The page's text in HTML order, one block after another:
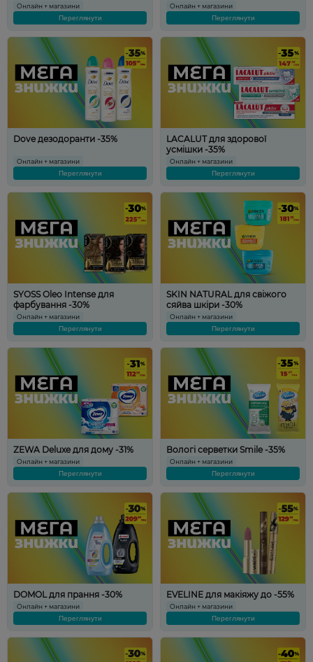
Онлайн + магазини
Переглянути
Онлайн + магазини
Переглянути
Dove дезодоранти -35%
Онлайн + магазини
Переглянути
LACALUT для здорової
усмішки -35%
Онлайн + магазини
Переглянути
SYOSS Oleo Intense для
фарбування -30%
Онлайн + магазини
Переглянути
SKIN NATURAL для свіжого
сяйва шкіри -30%
Онлайн + магазини
Переглянути
ZEWA Deluxe для дому -31%
Онлайн + магазини
Переглянути
Вологі серветки Smile -35%
Онлайн + магазини
Переглянути
DOMOL для прання -30%
Онлайн + магазини
Переглянути
EVELINE для макіяжу до -55%
Онлайн + магазини
Переглянути